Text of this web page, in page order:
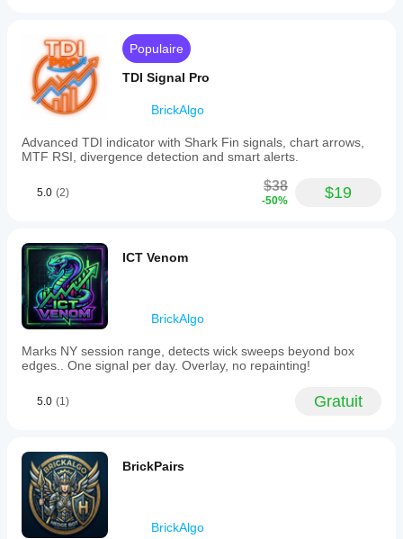
Populaire
TDI Signal Pro
BrickAlgo
Advanced TDI indicator with Shark Fin signals, chart arrows,
MTF RSI, divergence detection and smart alerts.
5.0 (2) $38
-50% $19
ICT Venom
BrickAlgo
Marks NY session range, detects wick sweeps beyond box
edges.. One signal per day. Overlay, no repainting!
5.0 (1) Gratuit
BrickPairs
BrickAlgo